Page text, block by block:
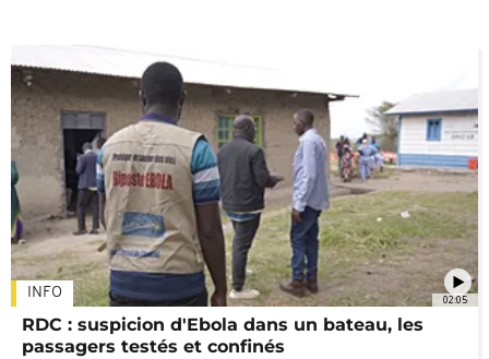
02:05
INFO
RDC : suspicion d'Ebola dans un bateau, les
passagers testés et confinés